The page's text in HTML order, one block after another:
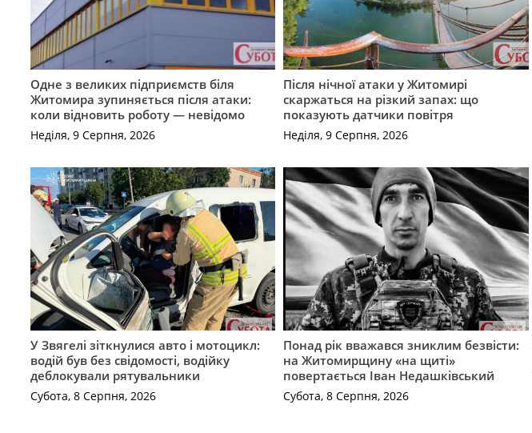
Одне з великих підприємств біля
Житомира зупиняється після атаки:
коли відновить роботу — невідомо
Неділя, 9 Серпня, 2026
Після нічної атаки у Житомирі
скаржаться на різкий запах: що
показують датчики повітря
Неділя, 9 Серпня, 2026
У Звягелі зіткнулися авто і мотоцикл:
водій був без свідомості, водійку
деблокували рятувальники
Субота, 8 Серпня, 2026
Понад рік вважався зниклим безвісти:
на Житомирщину «на щиті»
повертається Іван Недашківський
Субота, 8 Серпня, 2026